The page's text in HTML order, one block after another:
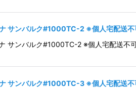
サンバルク#1000TC-2 ※個人宅配送不
サンバルク#1000TC-2 ※個人宅配送
サンバルク#1000TC-3 ※個人宅配送不